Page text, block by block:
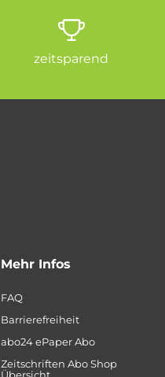
zeitsparend
Mehr Infos
FAQ
Barrierefreiheit
abo24 ePaper Abo
Zeitschriften Abo Shop